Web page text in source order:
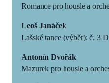
Romance pro housle a
Leoš Janáček
Lašské tance (výběr): č. 3
Antonín Dvořák
Mazurek pro housle a